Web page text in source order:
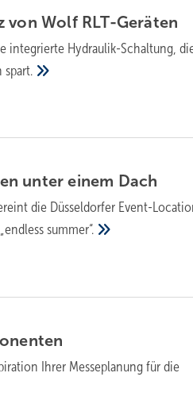
von Wolf RLT-Ge­rä­ten
integrierte Hydraulik-Schaltung,
spart.
unter einem Dach
die Düssel­dorfer Event-
summer“.
Ihrer Messeplanung für die